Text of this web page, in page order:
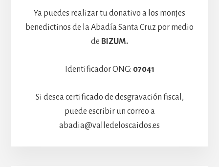
Ya puedes realizar tu donativo a los monjes
benedictinos de la Abadía Santa Cruz por medio
de BIZUM.
Identificador ONG: 07041
Si desea certificado de desgravación fiscal,
puede escribir un correo a
abadia@valledeloscaidos.es